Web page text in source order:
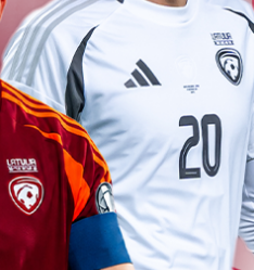
savas spēles UEFA
kvalifikācijas trešajā kārtā
klubi. FC RFS izbraukumā ar
"Jablonec"...
06. augusts 2026.